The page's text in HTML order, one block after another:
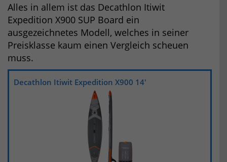
Alles in allem ist das Decathlon Itiwit
Expedition X900 SUP Board ein
ausgezeichnetes Modell, welches in seiner
Preisklasse kaum einen Vergleich scheuen
muss.
Decathlon Itiwit Expedition X900 14′